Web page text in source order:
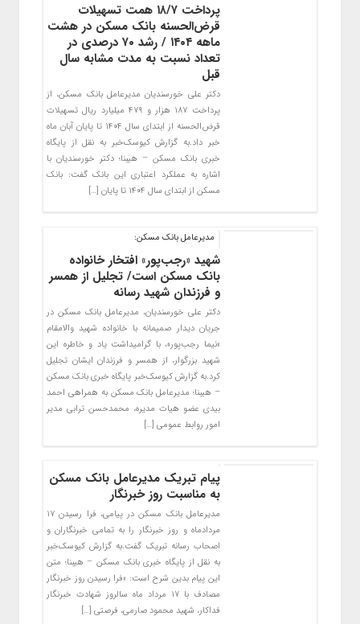
پرداخت ۱۸/۷ همت تسهیلات
قرض‌الحسنه بانک مسکن در هشت
ماهه ۱۴۰۴ / رشد ۷۰ درصدی در
تعداد نسبت به مدت مشابه سال
قبل
دکتر علی خورسندیان مدیرعامل بانک مسکن، از
پرداخت ۱۸۷ هزار و ۴۷۹ میلیارد ریال تسهیلات
قرض‌الحسنه از ابتدای سال ۱۴۰۴ تا پایان آبان ماه
خبر داد.به گزارش کیوسک‌خبر به نقل از پایگاه
خبری بانک مسکن – هیبنا؛ دکتر خورسندیان با
اشاره به عملکرد اعتباری این بانک گفت: بانک
مسکن از ابتدای سال ۱۴۰۴ تا پایان […]
مدیرعامل بانک مسکن:
شهید «رجب‌پور» افتخار خانواده
بانک مسکن است/ تجلیل از همسر
و فرزندان شهید رسانه
دکتر علی خورسندیان، مدیرعامل بانک مسکن در
جریان دیدار صمیمانه با خانواده شهید والامقام
«نیما رجب‌پور»، با گرامیداشت یاد و خاطره این
شهید بزرگوار، از همسر و فرزندان ایشان تجلیل
کرد.به گزارش کیوسک‌خبر پایگاه خبری بانک مسکن
– هیبنا؛ مدیرعامل بانک مسکن به همراهی احمد
بیدی عضو هیات مدیره، محمدحسن ترابی مدیر
امور روابط عمومی […]
پیام تبریک مدیرعامل بانک مسکن
به مناسبت روز خبرنگار
مدیرعامل بانک مسکن در پیامی، فرا رسیدن ۱۷
مردادماه و روز خبرنگار را به تمامی خبرنگاران و
اصحاب رسانه تبریک گفت.به گزارش کیوسک‌خبر
به نقل از پایگاه خبری بانک مسکن – هیبنا؛ متن
این پیام بدین شرح است: «فرا رسیدن روز خبرنگار
مصادف با ۱۷ مرداد ماه سالروز شهادت خبرنگار
فداکار، شهید محمود صارمی، فرصتی […]